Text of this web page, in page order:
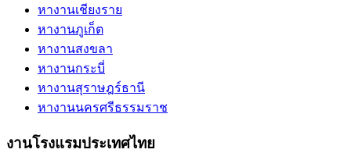
หางานเชียงราย
หางานภูเก็ต
หางานสงขลา
หางานกระบี่
หางานสุราษฎร์ธานี
หางานนครศรีธรรมราช
งานโรงแรมประเทศไทย